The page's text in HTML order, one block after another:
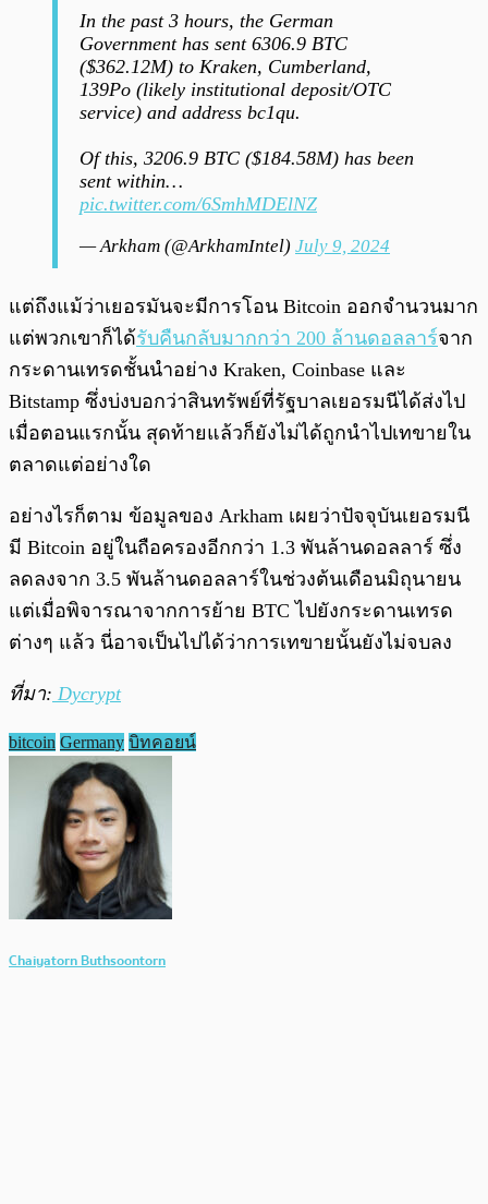
In the past 3 hours, the German
Government has sent 6306.9 BTC
($362.12M) to Kraken, Cumberland,
139Po (likely institutional deposit/OTC
service) and address bc1qu.
Of this, 3206.9 BTC ($184.58M) has been
sent within…
pic.twitter.com/6SmhMDElNZ
— Arkham (@ArkhamIntel) July 9, 2024
แต่ถึงแม้ว่าเยอรมันจะมีการโอน Bitcoin ออกจำนวนมาก
แต่พวกเขาก็ได้รับคืนกลับมากกว่า 200 ล้านดอลลาร์จาก
กระดานเทรดชั้นนำอย่าง Kraken, Coinbase และ
Bitstamp ซึ่งบ่งบอกว่าสินทรัพย์ที่รัฐบาลเยอรมนีได้ส่งไป
เมื่อตอนแรกนั้น สุดท้ายแล้วก็ยังไม่ได้ถูกนำไปเทขายใน
ตลาดแต่อย่างใด
อย่างไรก็ตาม ข้อมูลของ Arkham เผยว่าปัจจุบันเยอรมนี
มี Bitcoin อยู่ในถือครองอีกกว่า 1.3 พันล้านดอลลาร์ ซึ่ง
ลดลงจาก 3.5 พันล้านดอลลาร์ในช่วงต้นเดือนมิถุนายน
แต่เมื่อพิจารณาจากการย้าย BTC ไปยังกระดานเทรด
ต่างๆ แล้ว นี่อาจเป็นไปได้ว่าการเทขายนั้นยังไม่จบลง
ที่มา: Dycrypt
bitcoin Germany บิทคอยน์
Chaiyatorn Buthsoontorn